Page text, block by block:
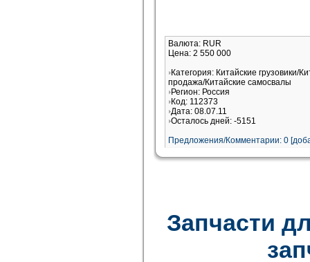
Валюта: RUR
Цена: 2 550 000
Категория: Китайские грузовики/
продажа/Китайские самосвалы
Регион: Россия
Код: 112373
Дата: 08.07.11
Осталось дней: -5151
Предложения/Комментарии: 0
Запчасти